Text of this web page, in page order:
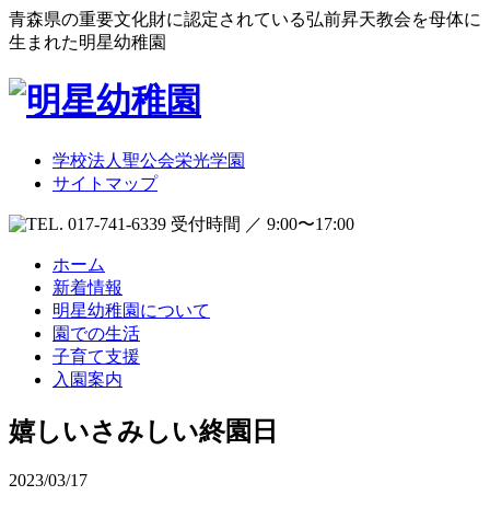
青森県の重要文化財に認定されている弘前昇天教会を母体に
生まれた明星幼稚園
学校法人聖公会栄光学園
サイトマップ
受付時間 ／ 9:00〜17:00
ホーム
新着情報
明星幼稚園について
園での生活
子育て支援
入園案内
嬉しいさみしい終園日
2023/03/17